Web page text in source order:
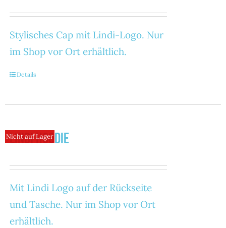
Stylisches Cap mit Lindi-Logo. Nur
im Shop vor Ort erhältlich.
Details
Nicht auf Lager
Lindi Hoodie
Mit Lindi Logo auf der Rückseite
und Tasche. Nur im Shop vor Ort
erhältlich.